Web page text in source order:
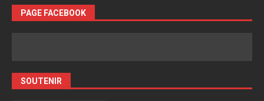
PAGE FACEBOOK
SOUTENIR